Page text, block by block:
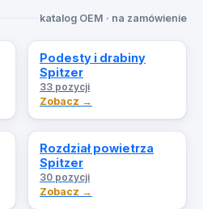
katalog OEM · na zamówienie
Podesty i drabiny
Spitzer
33 pozycji
Zobacz →
Rozdział powietrza
Spitzer
30 pozycji
Zobacz →